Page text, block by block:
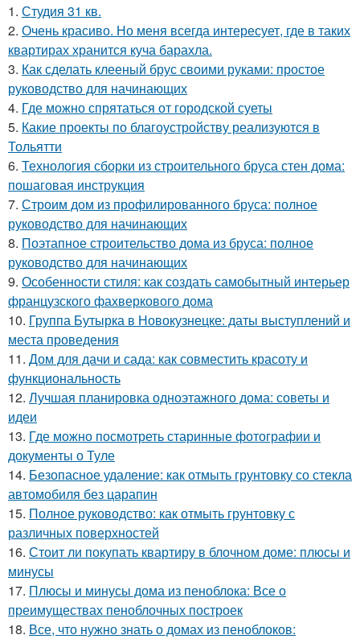
1. Студия 31 кв.
2. Очень красиво. Но меня всегда интересует, где в таких
квартирах хранится куча барахла.
3. Как сделать клееный брус своими руками: простое
руководство для начинающих
4. Где можно спрятаться от городской суеты
5. Какие проекты по благоустройству реализуются в
Тольятти
6. Технология сборки из строительного бруса стен дома:
пошаговая инструкция
7. Строим дом из профилированного бруса: полное
руководство для начинающих
8. Поэтапное строительство дома из бруса: полное
руководство для начинающих
9. Особенности стиля: как создать самобытный интерьер
французского фахверкового дома
10. Группа Бутырка в Новокузнецке: даты выступлений и
места проведения
11. Дом для дачи и сада: как совместить красоту и
функциональность
12. Лучшая планировка одноэтажного дома: советы и
идеи
13. Где можно посмотреть старинные фотографии и
документы о Туле
14. Безопасное удаление: как отмыть грунтовку со стекла
автомобиля без царапин
15. Полное руководство: как отмыть грунтовку с
различных поверхностей
16. Стоит ли покупать квартиру в блочном доме: плюсы и
минусы
17. Плюсы и минусы дома из пеноблока: Все о
преимуществах пеноблочных построек
18. Все, что нужно знать о домах из пеноблоков: